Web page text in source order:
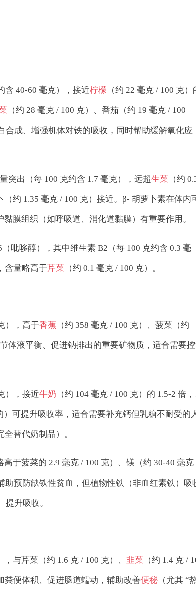
含 40-60 毫克），接近柠檬 （约 22 毫克 / 100 克）
（约 28 毫克 / 100 克）、番茄（约 19 毫克 / 100
合成、增强机体对铁的吸收，同时帮助缓解氧化应
突出（每 100 克约含 1.7 毫克），远超生菜 （约
（约 1.35 毫克 / 100 克）接近。β- 胡萝卜素在体内
膜组织（如呼吸道、消化道黏膜）有重要作用。
吡哆醇），其中维生素 B2（每 100 克约含 0.3 毫
含量略高于芹菜 （约 0.1 毫克 / 100 克）。
），高于香蕉 （约 358 毫克 / 100 克）、菠菜（约
体液平衡、促进钠排出的重要矿物质，适合需要
），接近牛奶 （约 104 毫克 / 100 克）的 1.5-2 倍
可提升吸收率，适合需要补充钙但乳糖不耐受的
替代奶制品）。
于菠菜的 2.9 毫克 / 100 克）、镁（约 30-40 毫克
助预防缺铁性贫血，但植物性铁（非血红素铁）吸
提升吸收。
与芹菜（约 1.6 克 / 100 克）、 韭菜 （约 1.4 克 /
粪便体积、促进肠道蠕动，辅助改善便秘 （尤其 “